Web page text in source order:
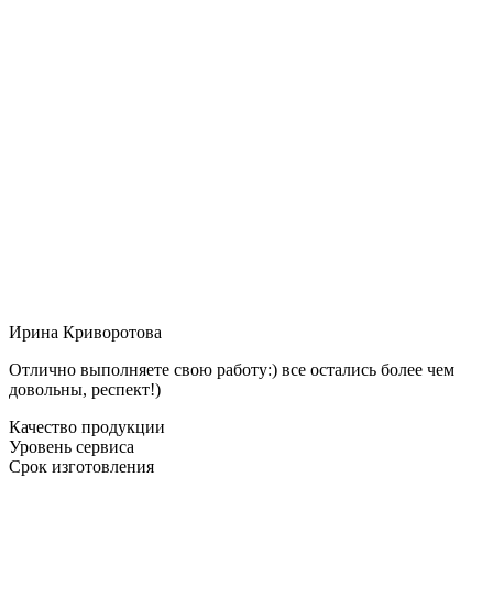
Ирина Криворотова
Отлично выполняете свою работу:) все остались более чем
довольны, респект!)
Качество продукции
Уровень сервиса
Срок изготовления